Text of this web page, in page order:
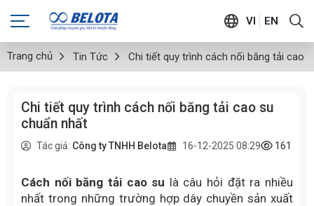
VI EN
Trang chủ Tin Tức Chi tiết quy trình cách nối băng tải cao
Chi tiết quy trình cách nối băng tải cao su
chuẩn nhất
Tác giả: Công ty TNHH Belota 16-12-2025 08:29 161
Cách nối băng tải cao su là câu hỏi đặt ra nhiều
nhất trong những trường hợp dây chuyền sản xuất